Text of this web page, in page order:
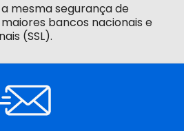
mesma segurança de
bancos nacionais e
(SSL).